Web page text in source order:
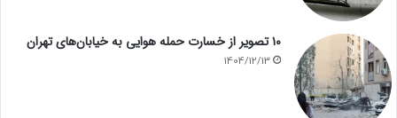
۱۰ تصویر از خسارت حمله هوایی به خیابان‌های تهران
1404/12/13